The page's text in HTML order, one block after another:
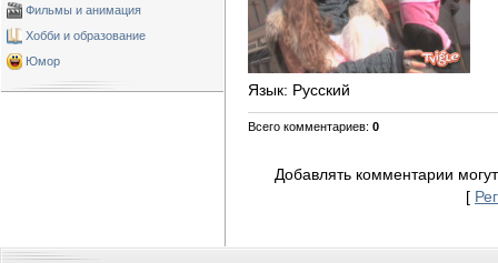
Фильмы и анимация
Хобби и образование
Юмор
Язык: Русский
Всего комментариев: 0
Добавлять комментарии
[